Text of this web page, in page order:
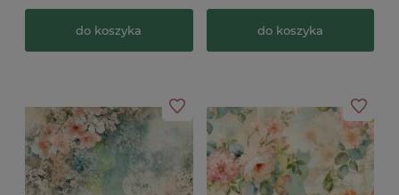
do koszyka do koszyka